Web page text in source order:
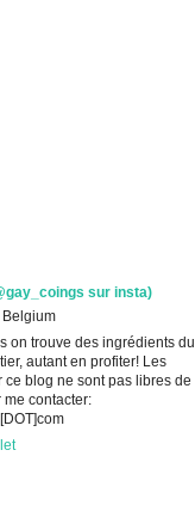
sur insta)
Belgium
on trouve des ingrédients du
autant en profiter! Les
ce blog ne sont pas libres de
me contacter: